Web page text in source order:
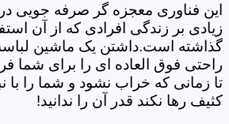
این فناوری معجزه گر صرفه جویی در
زیادی بر زندگی افرادی که از آن
گذاشته است.داشتن یک ماشین
راحتی فوق العاده ای را برای شما
تا زمانی که خراب نشود و شما را با
کثیف رها نکند قدر آن را ندانید!